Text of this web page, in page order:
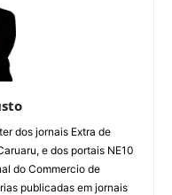
dos jornais Extra de
e dos portais NE10
do Commercio de
publicadas em jornais